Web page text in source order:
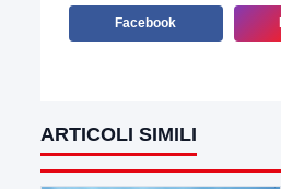
Facebook
ARTICOLI SIMILI